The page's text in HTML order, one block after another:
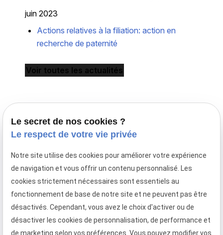
juin 2023
Actions relatives à la filiation: action en
recherche de paternité
Voir toutes les actualités
Avocat en droit de la famille à Paris,
le cabinet Maître Laurence MAYER intervient en
France et en droit familial international.
Téléphone
01 88 24 37 13
Adresse Horaires
09:00 -
Le secret de nos cookies ?
Le respect de votre vie privée
Notre site utilise des cookies pour améliorer votre expérience
de navigation et vous offrir un contenu personnalisé. Les
cookies strictement nécessaires sont essentiels au
fonctionnement de base de notre site et ne peuvent pas être
désactivés. Cependant, vous avez le choix d'activer ou de
désactiver les cookies de personnalisation, de performance et
de marketing selon vos préférences. Vous pouvez modifier vos